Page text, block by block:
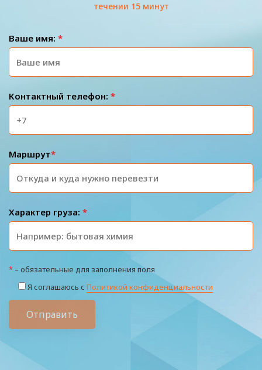
течении 15 минут
Ваше имя: *
Контактный телефон: *
Маршрут*
Характер груза: *
* – обязательные для заполнения поля
Я соглашаюсь с Политикой конфиденциальности
Отправить